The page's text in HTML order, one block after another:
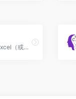
此转换器用于将 Excel（或者其它电子表格应用程序） 转换为 Markdown 表格，也可以通过在线表格编辑器轻松的创建和生成 Markdown 表格